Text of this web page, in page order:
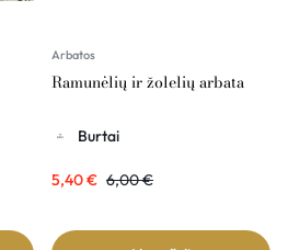
Arbatos
Ramunėlių ir žolelių arbata
Burtai
5,40€ 6,00€